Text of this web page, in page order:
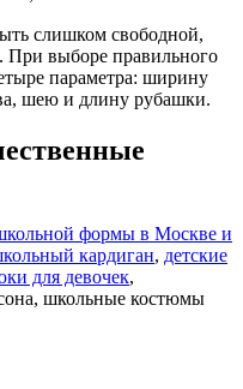
слишком свободной,
выборе правильного
параметра: ширину
шею и длину рубашки.
формы в Москве и
кардиган, детские
для девочек,
школьные костюмы